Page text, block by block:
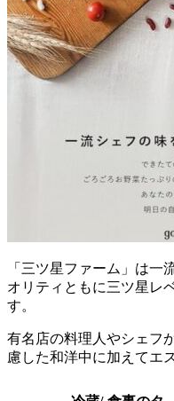
「三ツ星ファーム」は一
オリティともに三ツ星レ
す。
有名店の料理人やシェフ
慮した和洋中に加えてエ